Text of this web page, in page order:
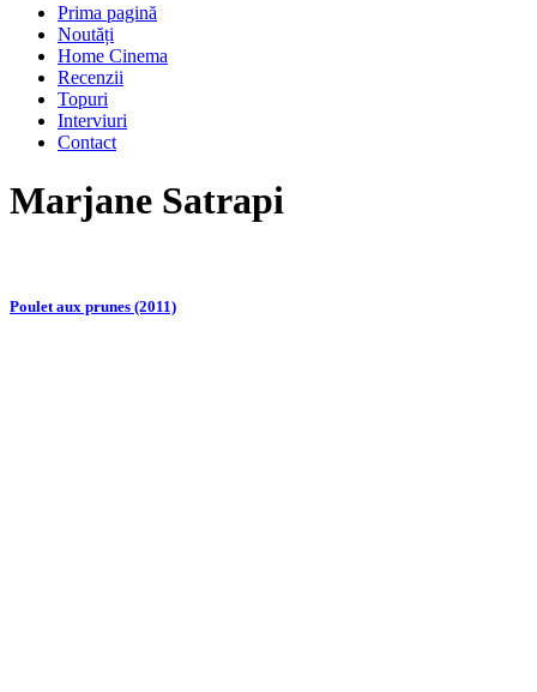
Prima pagină
Noutăți
Home Cinema
Recenzii
Topuri
Interviuri
Contact
Marjane Satrapi
Poulet aux prunes (2011)